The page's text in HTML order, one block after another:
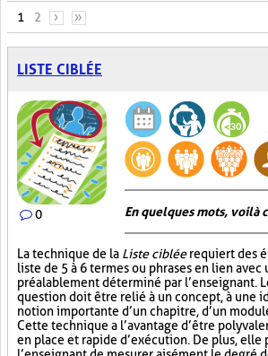
PAGES
1 2 › »
LISTE CIBLÉE
0 En quelques mots, voilà
La technique de la Liste cibléerequiert des
liste de 5 à 6 termes ou phrases en lien avec
préalablement déterminé par l’enseignant.
question doit être relié à un concept, à une
notion importante d’un chapitre, d’un
Cette technique a l’avantage d’être
en place et rapide d’exécution. De plus, elle